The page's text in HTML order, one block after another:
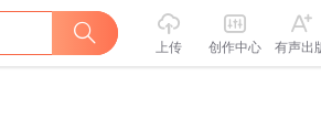
上传 创作中心 有声出